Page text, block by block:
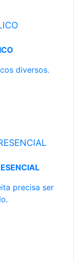
diversos.
precisa ser